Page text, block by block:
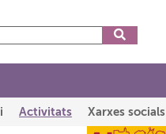
Activitats Xarxes socials